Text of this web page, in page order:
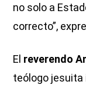
no solo a
correcto”,
El reverendo
teólogo jesuita